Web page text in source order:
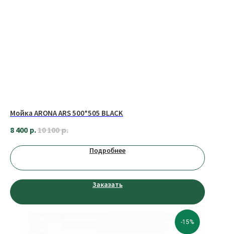
Мойка ARONA ARS 500*505 BLACK
8 400 р.10 100 р.
Подробнее
Заказать
-15%